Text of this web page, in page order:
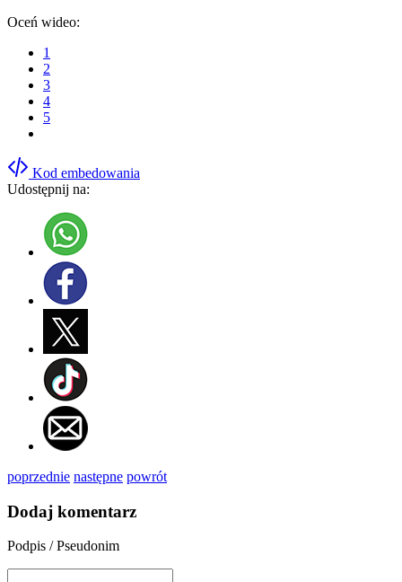
Oceń wideo:
1
2
3
4
5
Kod embedowania
Udostępnij na:
poprzednie następne powrót
Dodaj komentarz
Podpis / Pseudonim